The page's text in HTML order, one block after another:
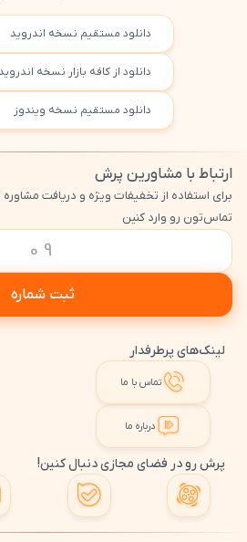
دانلود مستقیم نسخه اندروید
دانلود از کافه بازار نسخه
دانلود مستقیم نسخه ویندوز
ارتباط با مشاورین پرش
برای استفاده از تخفیفات ویژه و دریافت
تماس‌تون رو وارد کنین
ثبت شماره
لینک‌های پرطرفدار
تماس با ما
درباره ما
پرش رو در فضای مجازی دنبال کنین!